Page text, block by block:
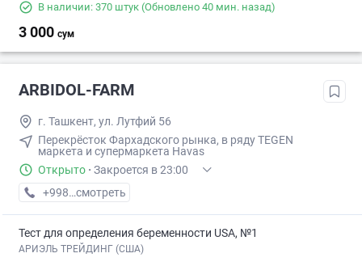
В наличии: 370 штук (Обновлено 40 мин. назад)
3 000 сум
ARBIDOL-FARM
г. Ташкент, ул. Лутфий 56
Перекрёсток Фархадского рынка, в ряду TEGEN
маркета и супермаркета Havas
Открыто · Закроется в 23:00
+998 (90) XXX-XX-XX
смотреть
Тест для определения беременности USA, №1
АРИЭЛЬ ТРЕЙДИНГ (США)